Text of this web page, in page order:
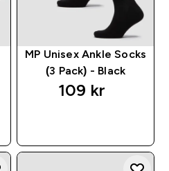
MP Unisex Ankle Socks
(3 Pack) - Black
109 kr‎